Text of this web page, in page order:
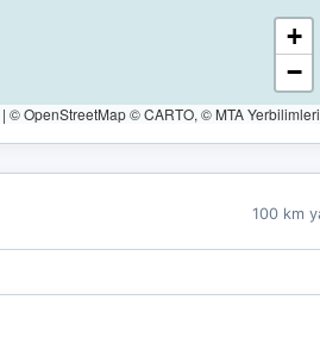
+
−
| © OpenStreetMap © CARTO, © MTA Yerbilimleri
100 km